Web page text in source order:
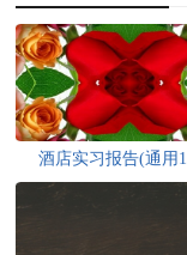
酒店实习报告(通用